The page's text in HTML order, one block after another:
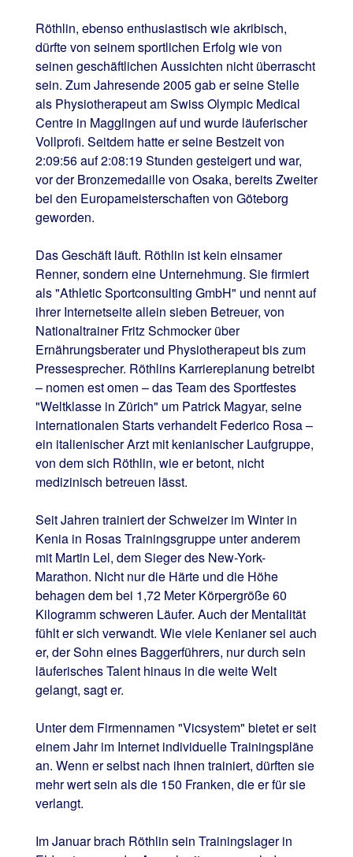
Röthlin, ebenso enthusiastisch wie akribisch,
dürfte von seinem sportlichen Erfolg wie von
seinen geschäftlichen Aussichten nicht überrascht
sein. Zum Jahresende 2005 gab er seine Stelle
als Physiotherapeut am Swiss Olympic Medical
Centre in Magglingen auf und wurde läuferischer
Vollprofi. Seitdem hatte er seine Bestzeit von
2:09:56 auf 2:08:19 Stunden gesteigert und war,
vor der Bronzemedaille von Osaka, bereits Zweiter
bei den Europameisterschaften von Göteborg
geworden.
Das Geschäft läuft. Röthlin ist kein einsamer
Renner, sondern eine Unternehmung. Sie firmiert
als "Athletic Sportconsulting GmbH" und nennt auf
ihrer Internetseite allein sieben Betreuer, von
Nationaltrainer Fritz Schmocker über
Ernährungsberater und Physiotherapeut bis zum
Pressesprecher. Röthlins Karriereplanung betreibt
– nomen est omen – das Team des Sportfestes
"Weltklasse in Zürich" um Patrick Magyar, seine
internationalen Starts verhandelt Federico Rosa –
ein italienischer Arzt mit kenianischer Laufgruppe,
von dem sich Röthlin, wie er betont, nicht
medizinisch betreuen lässt.
Seit Jahren trainiert der Schweizer im Winter in
Kenia in Rosas Trainingsgruppe unter anderem
mit Martin Lel, dem Sieger des New-York-
Marathon. Nicht nur die Härte und die Höhe
behagen dem bei 1,72 Meter Körpergröße 60
Kilogramm schweren Läufer. Auch der Mentalität
fühlt er sich verwandt. Wie viele Kenianer sei auch
er, der Sohn eines Baggerführers, nur durch sein
läuferisches Talent hinaus in die weite Welt
gelangt, sagt er.
Unter dem Firmennamen "Vicsystem" bietet er seit
einem Jahr im Internet individuelle Trainingspläne
an. Wenn er selbst nach ihnen trainiert, dürften sie
mehr wert sein als die 150 Franken, die er für sie
verlangt.
Im Januar brach Röthlin sein Trainingslager in